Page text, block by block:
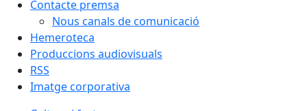
Contacte premsa
Nous canals de comunicació
Hemeroteca
Produccions audiovisuals
RSS
Imatge corporativa